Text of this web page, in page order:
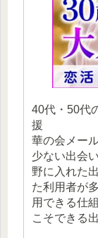
40代・50代
援
華の会メー
少ない出会
野に入れた
た利用者が
用できる仕
こそできる